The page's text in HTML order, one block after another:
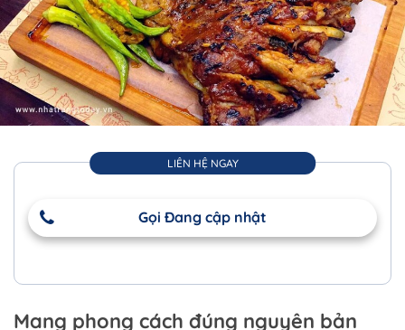
LIÊN HỆ NGAY
Gọi Đang cập nhật
Mang phong cách đúng nguyên bản